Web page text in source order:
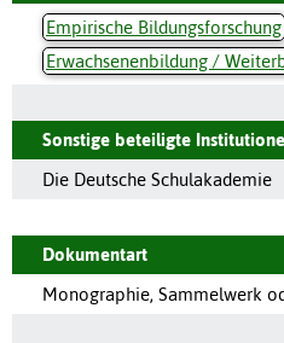
Empirische Bildungsforschung
Erwachsenenbildung /
Sonstige beteiligte
Die Deutsche Schulakademie
Dokumentart
Monographie, Sammelwerk